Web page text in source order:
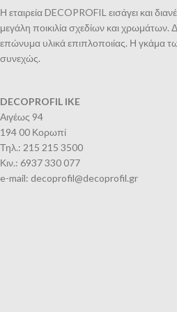
Η εταιρεία DECOPROFIL εισάγει και
μεγάλη ποικιλία σχεδίων και χρωμάτων.
επώνυμα υλικά επιπλοποιίας. Η γκάμα
συνεχώς.
DECOPROFIL IKE
Αιγέως 94
194 00 Κορωπί
Τηλ.: 215 215 3500
Κιν.: 6937 330 077
e-mail: decoprofil@decoprofil.gr